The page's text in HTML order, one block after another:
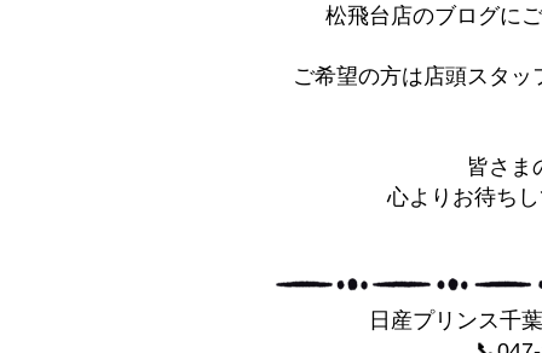
松飛台店のブログに
ご希望の方は店頭スタ
皆さま
心よりお待ち
日産プリンス千